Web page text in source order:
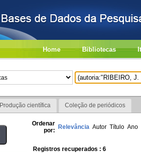
Home Bibliotecas
Produção científica Coleção de periódicos
Ordenar
por: Relevância Autor Título Ano
Registros recuperados : 6